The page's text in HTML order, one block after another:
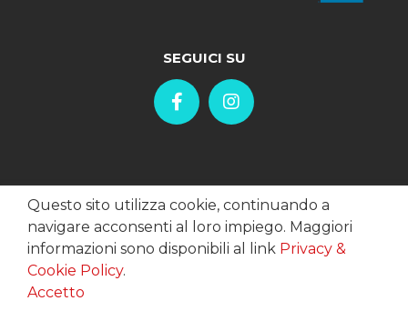
SEGUICI SU
Questo sito utilizza cookie, continuando a
navigare acconsenti al loro impiego. Maggiori
informazioni sono disponibili al link Privacy &
Cookie Policy.
Accetto